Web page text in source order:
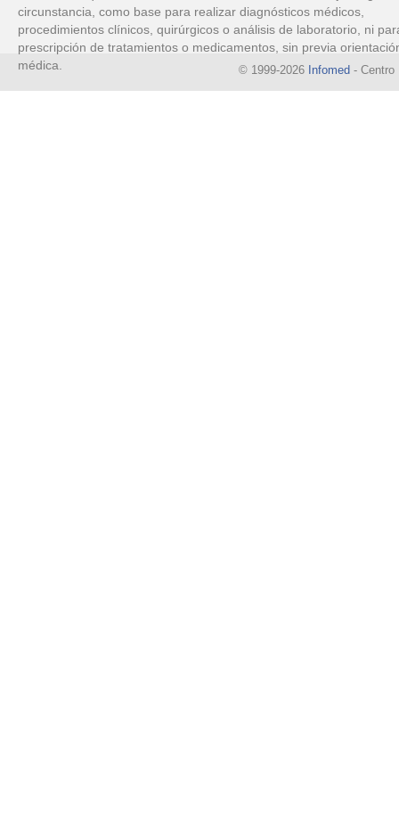
circunstancia, como base para realizar diagnósticos médicos,
procedimientos clínicos, quirúrgicos o análisis de laboratorio, ni
prescripción de tratamientos o medicamentos, sin previa
médica.
© 1999-2026 Infomed - Centro